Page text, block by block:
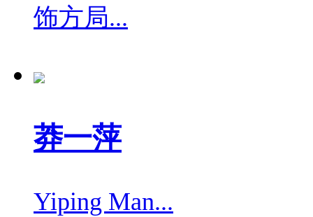
饰方局...
莽一萍
Yiping Man...